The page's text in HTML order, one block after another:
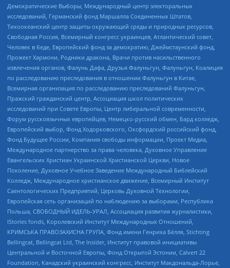
Демократические Выборы, Международный центр электоральных
исследований, Германский фонд Маршалла Соединенных Штатов,
Тихоокеанский центр защиты окружающей среды и природных ресурсов,
Свободная Россия, Всемирный конгресс украинцев, Атлантический совет,
Человек в беде, Европейский фонд за демократию, Джеймстаунский фонд,
Прожект Хармони, Родники дракона, Врачи против насильственного
извлечения органов, Фалунь Дафа, Друзья Фалуньгун, Фалуньгун, Коалиция
по расследованию преследования в отношении Фалуньгун в Китае,
Всемирная организация по расследованию преследований Фалуньгун,
Пражский гражданский центр, Ассоциация школ политических
исследований при Совете Европы, Центр либеральной современности,
Форум русскоязычных европейцев, Немецко-русский обмен, Бард колледж,
Европейский выбор, Фонд Ходорковского, Оксфордский российский фонд,
Фонд Будущее России, Компания свободы информации, Проект Медиа,
Международное партнерство за права человека, Духовное Управление
Евангельских Христиан Украинской Христианской Церкви, Новое
Поколение, Духовное Учебное Заведение Международный Библейский
Колледж, Международное христианское движение, Всемирный Институт
Саентологических Предприятий, Церковь Духовной Технологии,
Европейская сеть организаций по наблюдению за выборами, Республика
Польша, СВОБОДНЫЙ ИДЕЛЬ-УРАЛ, Ассоциация развития журналистики,
IStories fonds, Королевский Институт Международных Отношений,
КРИМСЬКА ПРАВОЗАХИСНА ГРУПА, Фонд имени Генриха Бёлля, Stichting
Bellingcat, Bellingcat Ltd, The Insider, Институт правовой инициативы
Центральной и Восточной Европы, Фонд Открытой Эстонии, Calvert 22
Foundation, Канадский украинский конгресс, Институт Макдональда-Лорье,